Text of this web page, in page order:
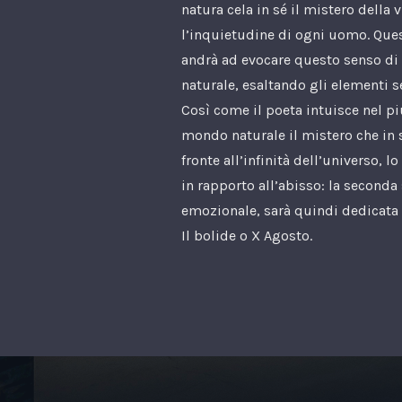
natura cela in sé il mistero della
l’inquietudine di ogni uomo.
andrà ad evocare questo senso
naturale, esaltando gli elementi
Così come il poeta intuisce nel
mondo naturale il mistero che in
fronte all’infinità dell’universo,
in rapporto all’abisso: la
emozionale, sarà quindi
Il bolide o X Agosto.